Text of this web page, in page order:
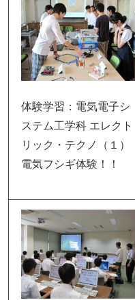
体験学習：電気電子シ
ステム工学科 エレクト
リック・テクノ（１）
電気フシギ体験！！